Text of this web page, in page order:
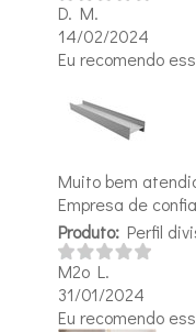
D. M.
14/02/2024
Eu recomendo
Muito bem
Empresa de
Produto:Perfil
M2o L.
31/01/2024
Eu recomendo